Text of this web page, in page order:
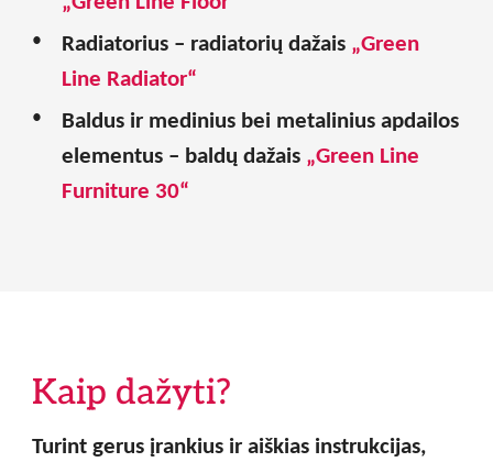
Radiatorius – radiatorių dažais „Green
Line Radiator“
Baldus ir medinius bei metalinius apdailos
elementus – baldų dažais „Green Line
Furniture 30“
Kaip dažyti?
Turint gerus įrankius ir aiškias instrukcijas,